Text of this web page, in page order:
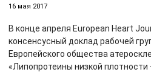
16 мая 2017
В конце апреля European Heart
консенсусный доклад рабочей
Европейского общества
«Липопротеины низкой плотности